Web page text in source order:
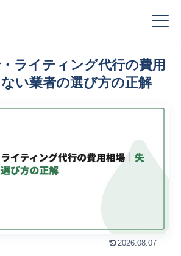
ライティング代行の費用
い業者の選び方の正解
2026.08.07